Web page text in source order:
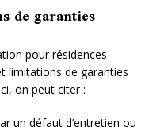
de garanties
pour résidences
limitations de garanties
on peut citer :
un défaut d’entretien ou